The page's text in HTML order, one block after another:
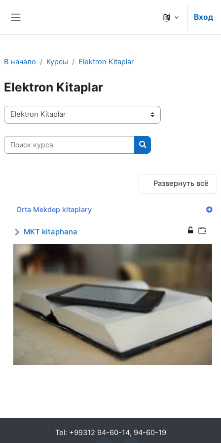
Вход
В начало Курсы Elektron Kitaplar
Elektron Kitaplar
Категории курсов
Поиск курса
Поиск курса
Развернуть всё
Orta Mekdep kitaplary
MKT kitaphana
Tel: +99312 94-60-14, 94-60-19